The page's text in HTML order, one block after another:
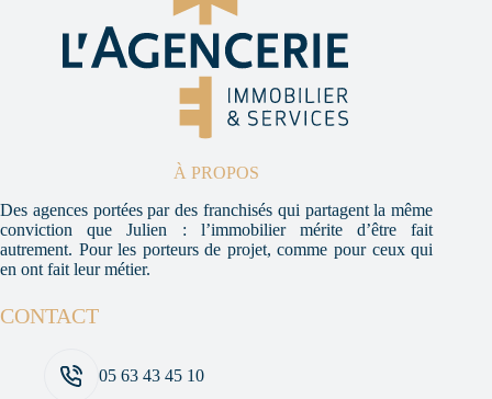
À PROPOS
Des agences portées par des franchisés qui partagent la même
conviction que Julien : l’immobilier mérite d’être fait
autrement. Pour les porteurs de projet, comme pour ceux qui
en ont fait leur métier.
CONTACT
05 63 43 45 10